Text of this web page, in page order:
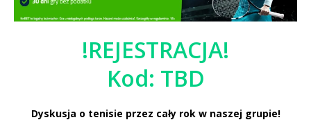
!REJESTRACJA!
Kod: TBD
Dyskusja o tenisie przez cały rok w naszej grupie!